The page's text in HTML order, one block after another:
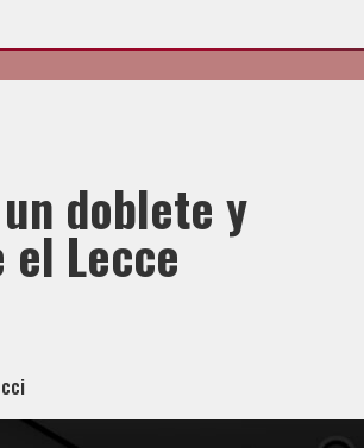
doblete y
Lecce